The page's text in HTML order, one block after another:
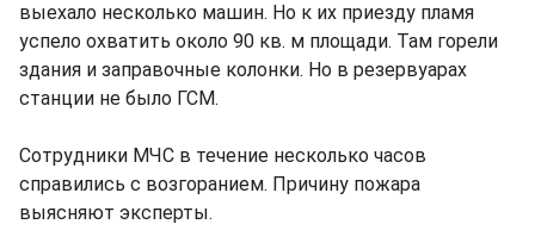
выехало несколько машин. Но к их приезду пламя
успело охватить около 90 кв. м площади. Там горели
здания и заправочные колонки. Но в резервуарах
станции не было ГСМ.
Сотрудники МЧС в течение несколько часов
справились с возгоранием. Причину пожара
выясняют эксперты.